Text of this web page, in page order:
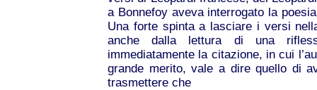
a Bonnefoy aveva interrogato la
Una forte spinta a lasciare i versi
anche dalla lettura di una
immediatamente la citazione, in cui
grande merito, vale a dire quello di
trasmettere che